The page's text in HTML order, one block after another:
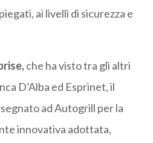
ai livelli di sicurezza e
che ha visto tra gli altri
D’Alba ed Esprinet, il
ad Autogrill per la
innovativa adottata,